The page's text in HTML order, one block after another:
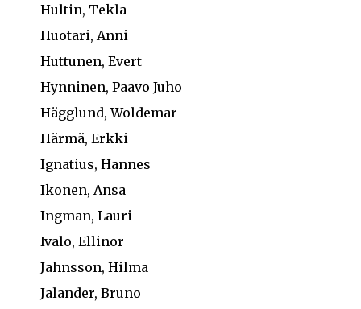
Hultin, Tekla
Huotari, Anni
Huttunen, Evert
Hynninen, Paavo Juho
Hägglund, Woldemar
Härmä, Erkki
Ignatius, Hannes
Ikonen, Ansa
Ingman, Lauri
Ivalo, Ellinor
Jahnsson, Hilma
Jalander, Bruno